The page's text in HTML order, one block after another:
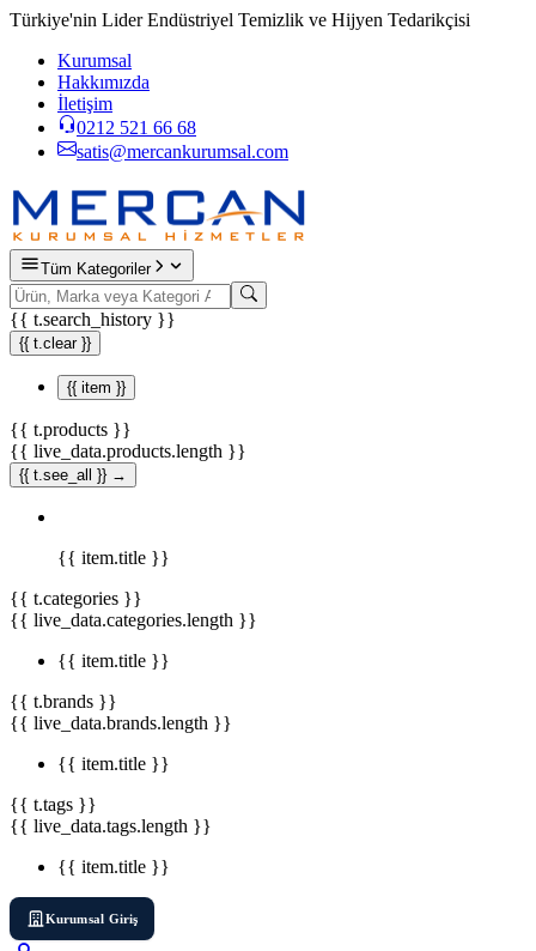
Türkiye'nin Lider Endüstriyel Temizlik ve Hijyen Tedarikçisi
Kurumsal
Hakkımızda
İletişim
0212 521 66 68
satis@mercankurumsal.com
Tüm Kategoriler
{{ t.search_history }}
{{ t.clear }}
{{ item }}
{{ t.products }}
{{ live_data.products.length }}
{{ t.see_all }} →
{{ item.title }}
{{ t.categories }}
{{ live_data.categories.length }}
{{ item.title }}
{{ t.brands }}
{{ live_data.brands.length }}
{{ item.title }}
{{ t.tags }}
{{ live_data.tags.length }}
{{ item.title }}
Kurumsal Giriş